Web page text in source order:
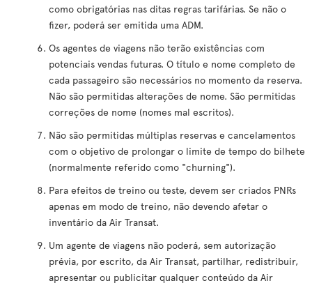
como obrigatórias nas ditas regras tarifárias. Se não o
fizer, poderá ser emitida uma ADM.
Os agentes de viagens não terão existências com
potenciais vendas futuras. O título e nome completo de
cada passageiro são necessários no momento da reserva.
Não são permitidas alterações de nome. São permitidas
correções de nome (nomes mal escritos).
Não são permitidas múltiplas reservas e cancelamentos
com o objetivo de prolongar o limite de tempo do bilhete
(normalmente referido como "churning").
Para efeitos de treino ou teste, devem ser criados PNRs
apenas em modo de treino, não devendo afetar o
inventário da Air Transat.
Um agente de viagens não poderá, sem autorização
prévia, por escrito, da Air Transat, partilhar, redistribuir,
apresentar ou publicitar qualquer conteúdo da Air